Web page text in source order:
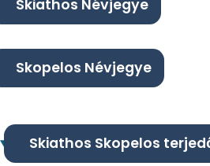
Skiathos Névjegye
Skopelos Névjegye
Skiathos Skopelos